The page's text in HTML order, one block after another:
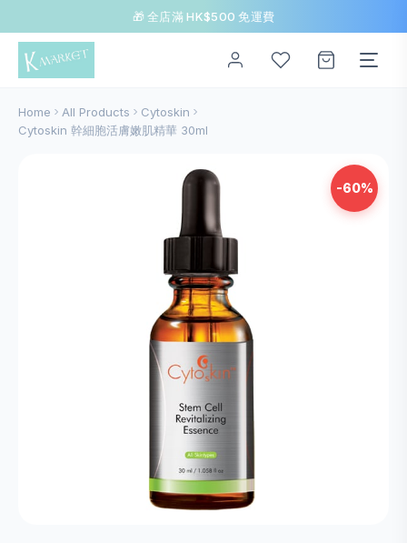
🎁 全店滿 HK$500 免運費
Home All Products
Cytoskin
Cytoskin 幹細胞活膚嫩肌精華 30ml
-60%